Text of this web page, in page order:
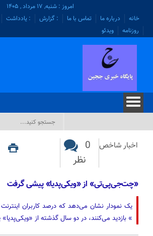
امروز : شنبه, ۱۷ مرداد , ۱۴۰۵
خانه
درباره ما تماس با ما : گزارش : یادداشت
روزنامه
ویدئو
اخبار شاخص
0
نظر
«چت‌جی‌پی‌تی» از «ویکی‌پدیا» پیشی گرفت
یک نمودار نشان می‌دهد که درصد کاربران
» بازدید می‌کنند، در دو سال گذشته از